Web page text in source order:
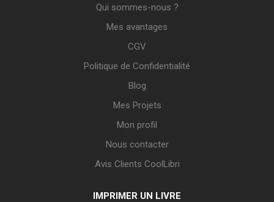
Qui sommes-nous ?
Mes avantages
CGV
Politique de Confidentialité
Blog
Mes Projets
Mon profil
Nous contacter
Avis Clients CoolLibri
IMPRIMER UN LIVRE